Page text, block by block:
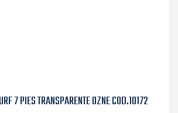
7 PIES TRANSPARENTE OZNE COD.10172